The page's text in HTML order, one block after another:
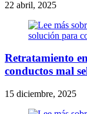
22 abril, 2025
Retratamiento
conductos mal
15 diciembre, 2025